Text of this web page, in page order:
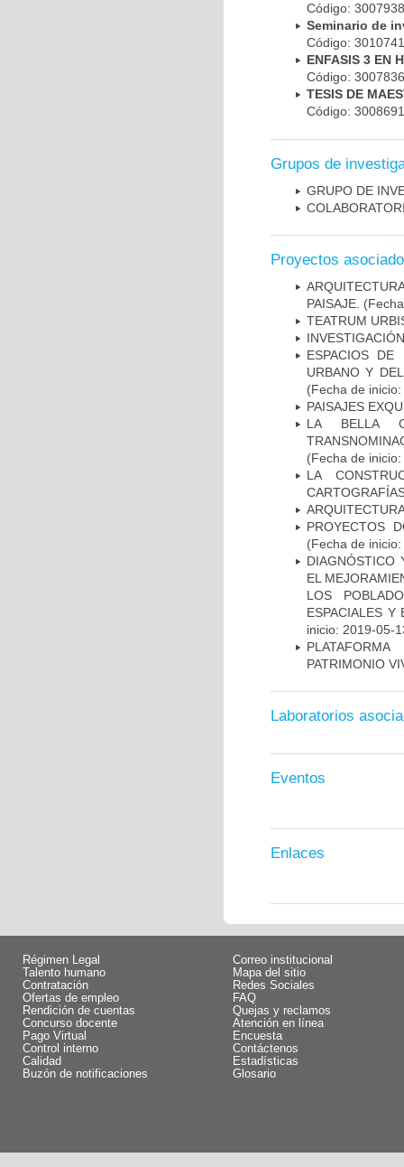
Código:
Seminario de
Código:
ENFASIS 3 EN
Código:
TESIS DE
Código:
Grupos de
GRUPO DE
Proyectos
PAISAJE.
TEATRUM
ESPACIOS
URBANO Y
(Fecha de
PAISAJES
LA BELLA
(Fecha de
LA
PROYECTOS
(Fecha de
DIAGNÓSTICO
EL
LOS
ESPACIALES Y
inicio: 2019-05-
PATRIMONIO
Laboratorios
Eventos
Enlaces
Régimen Legal
Talento humano
Contratación
Ofertas de empleo
Rendición de cuentas
Concurso docente
Pago Virtual
Control interno
Calidad
Buzón de notificaciones
Correo institucional
Mapa del sitio
Redes Sociales
FAQ
Quejas y reclamos
Atención en línea
Encuesta
Contáctenos
Estadísticas
Glosario